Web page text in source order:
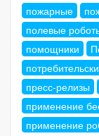
пожарные
полевые
помощники
пресс-релизы
применение
применение